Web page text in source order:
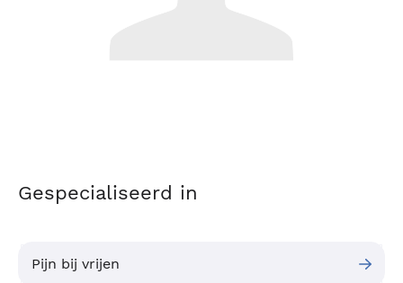
Gespecialiseerd in
Pijn bij vrijen